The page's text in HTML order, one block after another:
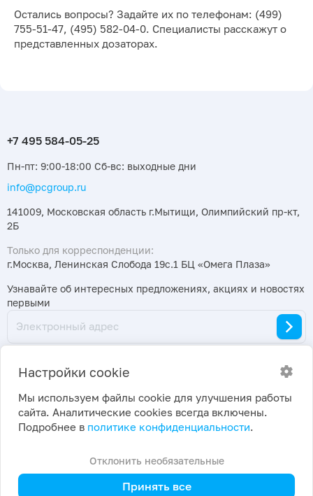
Остались вопросы? Задайте их по телефонам: (499)
755-51-47, (495) 582-04-0. Специалисты расскажут о
представленных дозаторах.
Пн-пт: 9:00-18:00 Сб-вс: выходные дни
info@pcgroup.ru
141009, Московская область г.Мытищи, Олимпийский пр-кт,
2Б
Только для корреспонденции:
г.Москва, Ленинская Слобода 19с.1 БЦ «Омега Плаза»
Узнавайте об интересных предложениях, акциях и новостях
первыми
2026 ©
ПраймКемикалсГрупп
Политика конфиденциальности
Настройки cookie
Настройки cookie
Мы используем файлы cookie для улучшения работы
сайта. Аналитические cookies всегда включены.
Подробнее в политике конфиденциальности.
Отклонить необязательные
Принять все